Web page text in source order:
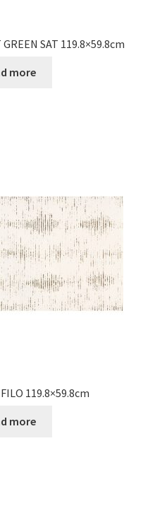
SAT 119.8×59.8cm
more
119.8×59.8cm
more